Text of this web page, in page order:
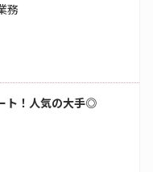
務
ト！人気の大手◎